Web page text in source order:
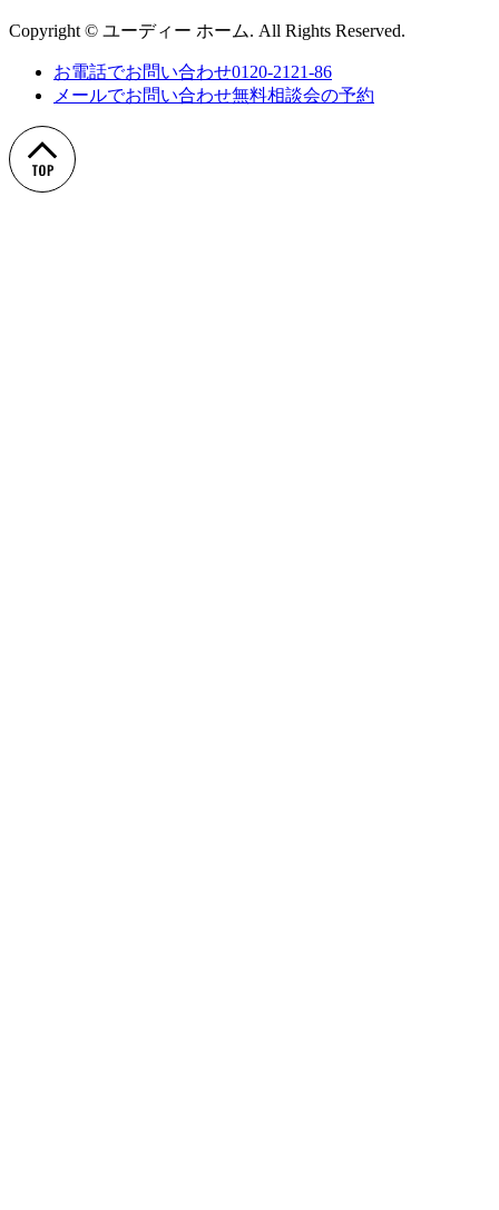
Copyright © ユーディー ホーム. All Rights Reserved.
お電話でお問い合わせ0120-2121-86
メールでお問い合わせ無料相談会の予約